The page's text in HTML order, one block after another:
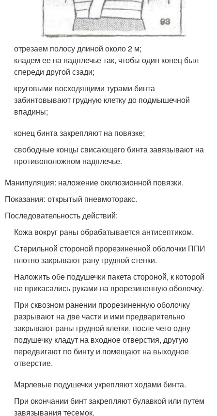
отрезаем полосу длиной около 2 м;
кладем ее на надплечье так, чтобы один конец был
спереди другой сзади;
круговыми восходящими турами бинта
забинтовывают грудную клетку до подмышечной
впадины;
конец бинта закрепляют на повязке;
свободные концы свисающего бинта завязывают на
противоположном надплечье.
Манипуляция: наложение окклюзионной повязки.
Показания: открытый пневмоторакс.
Последовательность действий:
Кожа вокруг раны обрабатывается антисептиком.
Стерильной стороной прорезиненной оболочки ППИ
плотно закрывают рану грудной стенки.
Наложить обе подушечки пакета стороной, к которой
не прикасались руками на прорезиненную оболочку.
При сквозном ранении прорезиненную оболочку
разрывают на две части и ими предварительно
закрывают раны грудной клетки, после чего одну
подушечку кладут на входное отверс­тия, другую
передвигают по бинту и помещают на выходное
отверстие.
Марлевые подушечки укрепляют ходами бинта.
При окончании бинт закрепляют булавкой или путем
завязывания тесемок.